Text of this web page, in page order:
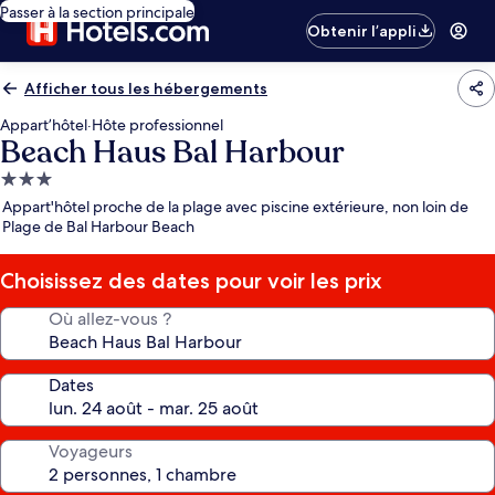
Passer à la section principale
Obtenir l’appli
Afficher tous les hébergements
Appart’hôtel·Hôte professionnel
Beach Haus Bal Harbour
Hébergement
3.0 étoiles
Appart'hôtel proche de la plage avec piscine extérieure, non loin de
Plage de Bal Harbour Beach
Choisissez des dates pour voir les prix
Où allez-vous ?
Dates
Voyageurs